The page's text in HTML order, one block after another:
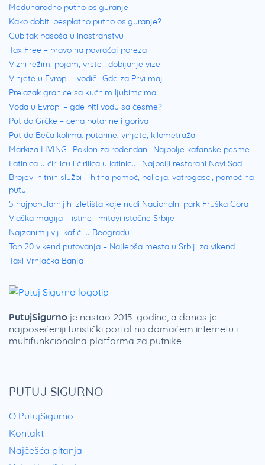
Međunarodno putno osiguranje
Kako dobiti besplatno putno osiguranje?
Gubitak pasoša u inostranstvu
Tax Free – pravo na povraćaj poreza
Vizni režim: pojam, vrste i dobijanje vize
Vinjete u Evropi – vodič Gde za Prvi maj
Prelazak granice sa kućnim ljubimcima
Voda u Evropi – gde piti vodu sa česme?
Put do Grčke – cena putarine i goriva
Put do Beča kolima: putarine, vinjete, kilometraža
Markiza LIVING
Poklon za rođendan
Najbolje kafanske pesme
Latinica u ćirilicu i ćirilica u latinicu
Najbolji restorani Novi Sad
Brojevi hitnih službi – hitna pomoć, policija, vatrogasci, pomoć na
putu
5 najpopularnijih izletišta koje nudi Nacionalni park Fruška Gora
Vlaška magija – istine i mitovi istočne Srbije
Najzanimljiviji kafići u Beogradu
Top 20 vikend putovanja – Najlepša mesta u Srbiji za vikend
Taxi Vrnjačka Banja
PUTUJ SIGURNO
O PutujSigurno
Kontakt
Najčešća pitanja
PutujSigurno je nastao 2015. godine, a danas je
najposećeniji turistički portal na domaćem internetu i
multifunkcionalna platforma za putnike.